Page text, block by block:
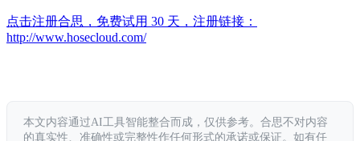
点击注册合思，免费试用 30 天，注册链接：
http://www.hosecloud.com/
本文内容通过AI工具智能整合而成，仅供参考。合思不对内容
的真实性、准确性或完整性作任何形式的承诺或保证。如有任